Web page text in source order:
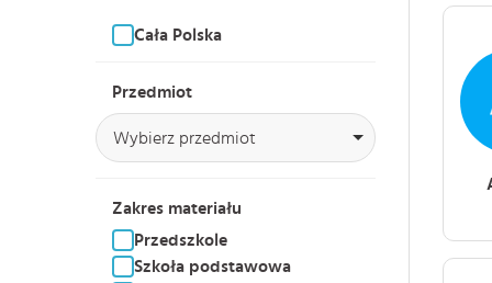
Cała Polska
Przedmiot
Wybierz przedmiot
Zakres materiału
Przedszkole
Szkoła podstawowa